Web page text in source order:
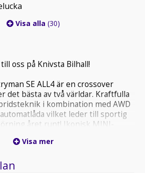
Visa alla (30)
oss på Knivsta Bilhall!
SE ALL4 är en crossover
det bästa av två världar. Kraftfulla
i kombination med AWD
vilket leder till sportig
året runt! Ikonisk MINI-
smarta funktioner som förenklar
Visa mer